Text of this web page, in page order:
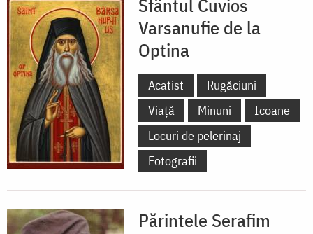
Sfântul Cuvios
Varsanufie de la
Optina
Acatist
Rugăciuni
Viață
Minuni
Icoane
Locuri de pelerinaj
Fotografii
Părintele Serafim